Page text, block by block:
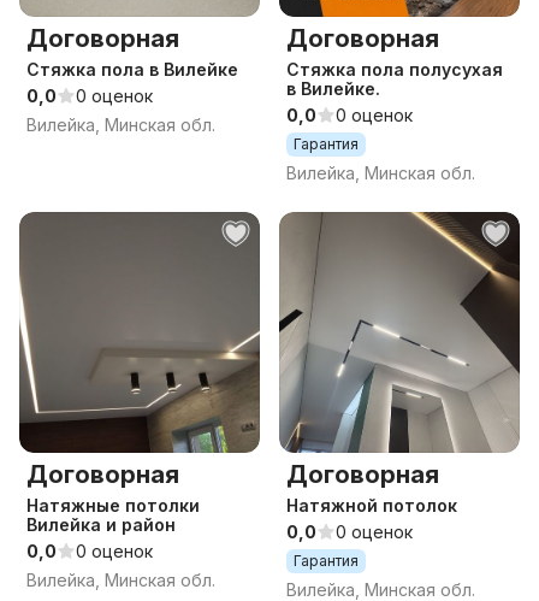
Договорная
Стяжка пола в Вилейке
0,0
0 оценок
Вилейка, Минская обл.
Договорная
Стяжка пола полусухая
в Вилейке.
0,0
0 оценок
Гарантия
Вилейка, Минская обл.
Договорная
Натяжные потолки
Вилейка и район
0,0
0 оценок
Вилейка, Минская обл.
Договорная
Натяжной потолок
0,0
0 оценок
Гарантия
Вилейка, Минская обл.